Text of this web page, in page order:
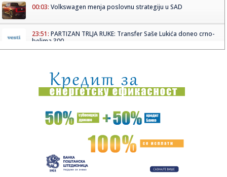
00:03: Volkswagen menja poslovnu strategiju u SAD
23:51: PARTIZAN TRLJA RUKE: Transfer Saše Lukića doneo crno-
belima 300...
23:47:Srpkinje pronašle novčanik u Čanju, pa uradile nešto što je
23:46:Detalji drame na nemačkom aerodromu: Vozač nogom
izbacio dron s...
Kraj za Aleksandru i Anu: Eliminisane već na startu
23:35:"Nema lakih utakmica, ali mi smo Vojvodina"